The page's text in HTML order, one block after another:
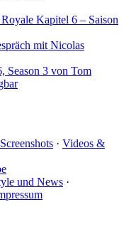
Kapitel 6 – Saison
mit Nicolas
Season 3 von Tom
Screenshots · Videos &
und News ·